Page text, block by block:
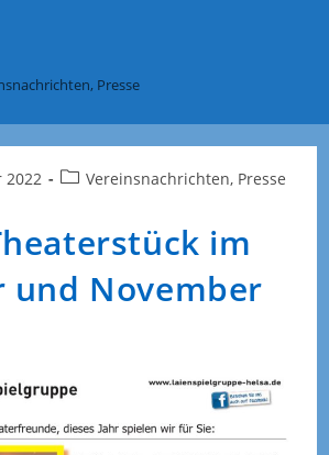
Presse
2022
Beitrags-
Vereinsnachrichten, Presse
im
und November